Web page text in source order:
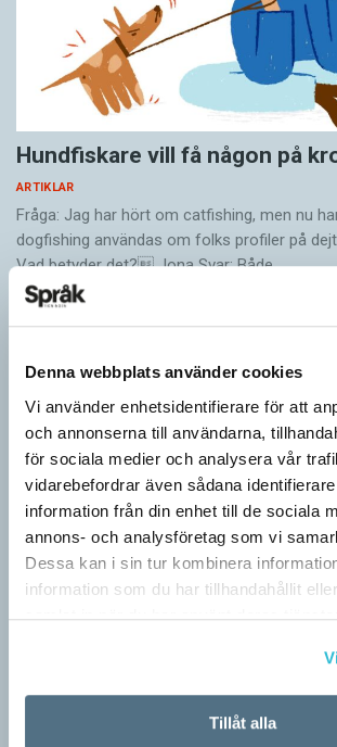
Denna webbplats använder cookies
Vi använder enhetsidentifierare för att
och annonserna till användarna,
för sociala medier och analysera vår
vidarebefordrar även sådana
information från din enhet till de sociala
annons- och analysföretag som vi
Dessa kan i sin tur kombinera
information som du har tillhandahållit
samlat in när du har använt deras
Tillåt alla
Hundfiskare vill få någon på
ARTIKLAR
Fråga: Jag har hört om catfishing, men nu
dogfishing användas om folks profiler på
Vad betyder det? Jona Svar: Både…
Därför är vi språkaktivister
ARTIKLAR
Kan vi ord? Ja, tiotusentals, men här handlar
vi faktiskt använder. Ordkunskapsprov och
tro på orden…